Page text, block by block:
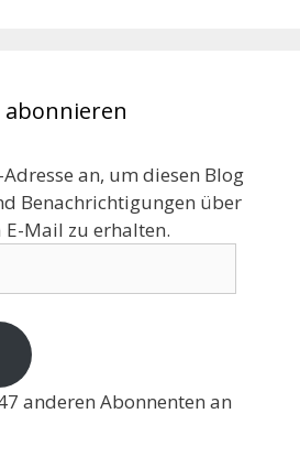
abonnieren
an, um diesen Blog
Benachrichtigungen über
E-Mail zu erhalten.
anderen Abonnenten an